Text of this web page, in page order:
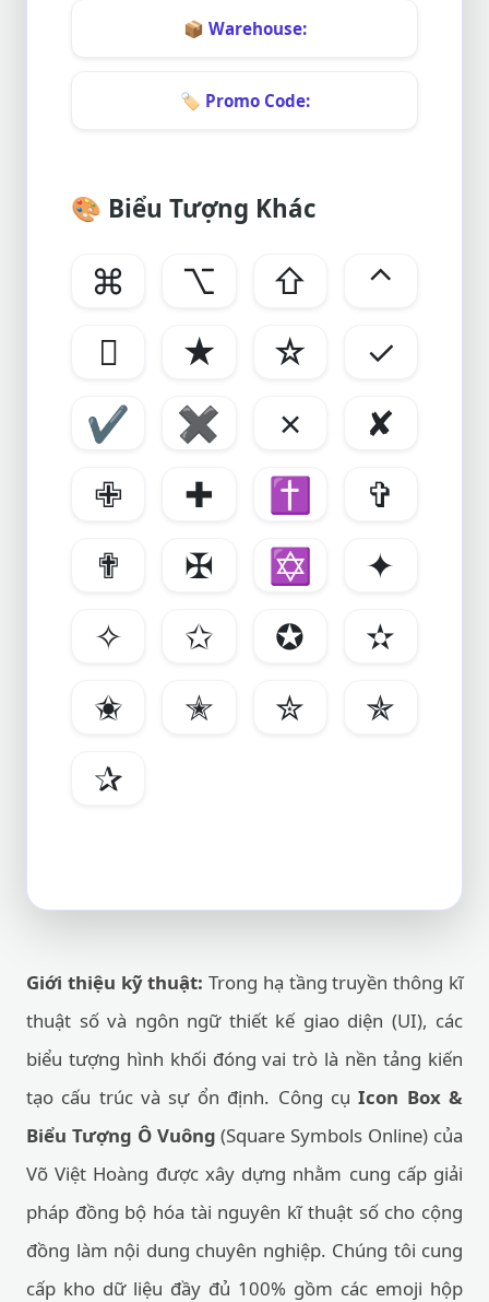
📦 Warehouse:
🏷️ Promo Code:
🎨 Biểu Tượng Khác
⌘ ⌥ ⇧
⌃

★ ☆
✓
✔
✖ ✗
✘
✙
✚ ✝
✞
✟
✠ ✡
✦
✧
✩ ✪
✫
✬
✭ ✮
✯
✰
Giới thiệu kỹ thuật: Trong hạ tầng truyền thông kĩ
thuật số và ngôn ngữ thiết kế giao diện (UI), các
biểu tượng hình khối đóng vai trò là nền tảng kiến
tạo cấu trúc và sự ổn định. Công cụIcon Box &
Biểu Tượng Ô Vuông (Square Symbols Online) của
Võ Việt Hoàng được xây dựng nhằm cung cấp giải
pháp đồng bộ hóa tài nguyên kĩ thuật số cho cộng
đồng làm nội dung chuyên nghiệp. Chúng tôi cung
cấp kho dữ liệu đầy đủ 100% gồm các emoji hộp